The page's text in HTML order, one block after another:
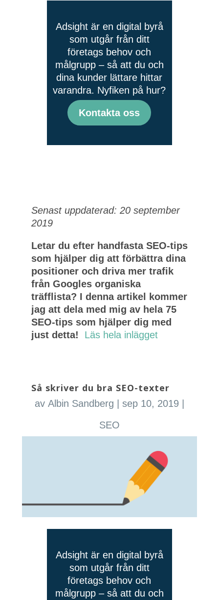
Adsight är en digital byrå
som utgår från ditt
företags behov och
målgrupp – så att du och
dina kunder lättare hittar
varandra. Nyfiken på hur?
Kontakta oss
Senast uppdaterad: 20 september
2019
Letar du efter handfasta SEO-tips
som hjälper dig att förbättra dina
positioner och driva mer trafik
från Googles organiska
träfflista? I denna artikel kommer
jag att dela med mig av hela 75
SEO-tips som hjälper dig med
just detta!
Läs hela inlägget
Så skriver du bra SEO-texter
av Albin Sandberg sep 10, 2019
SEO
Adsight är en digital byrå
som utgår från ditt
företags behov och
målgrupp – så att du och